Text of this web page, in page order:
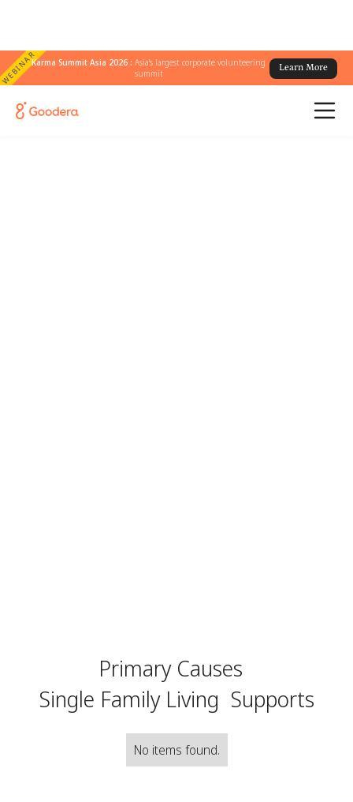
WEBINARKarma Summit Asia 2026 :Asia's largest corporate volunteering
summit
Learn More
Primary Causes
Single Family Living Supports
No items found.